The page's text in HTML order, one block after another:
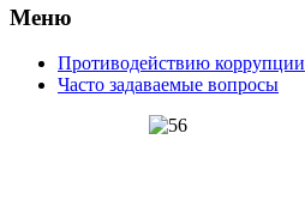
Меню
Противодействию коррупции
Часто задаваемые вопросы